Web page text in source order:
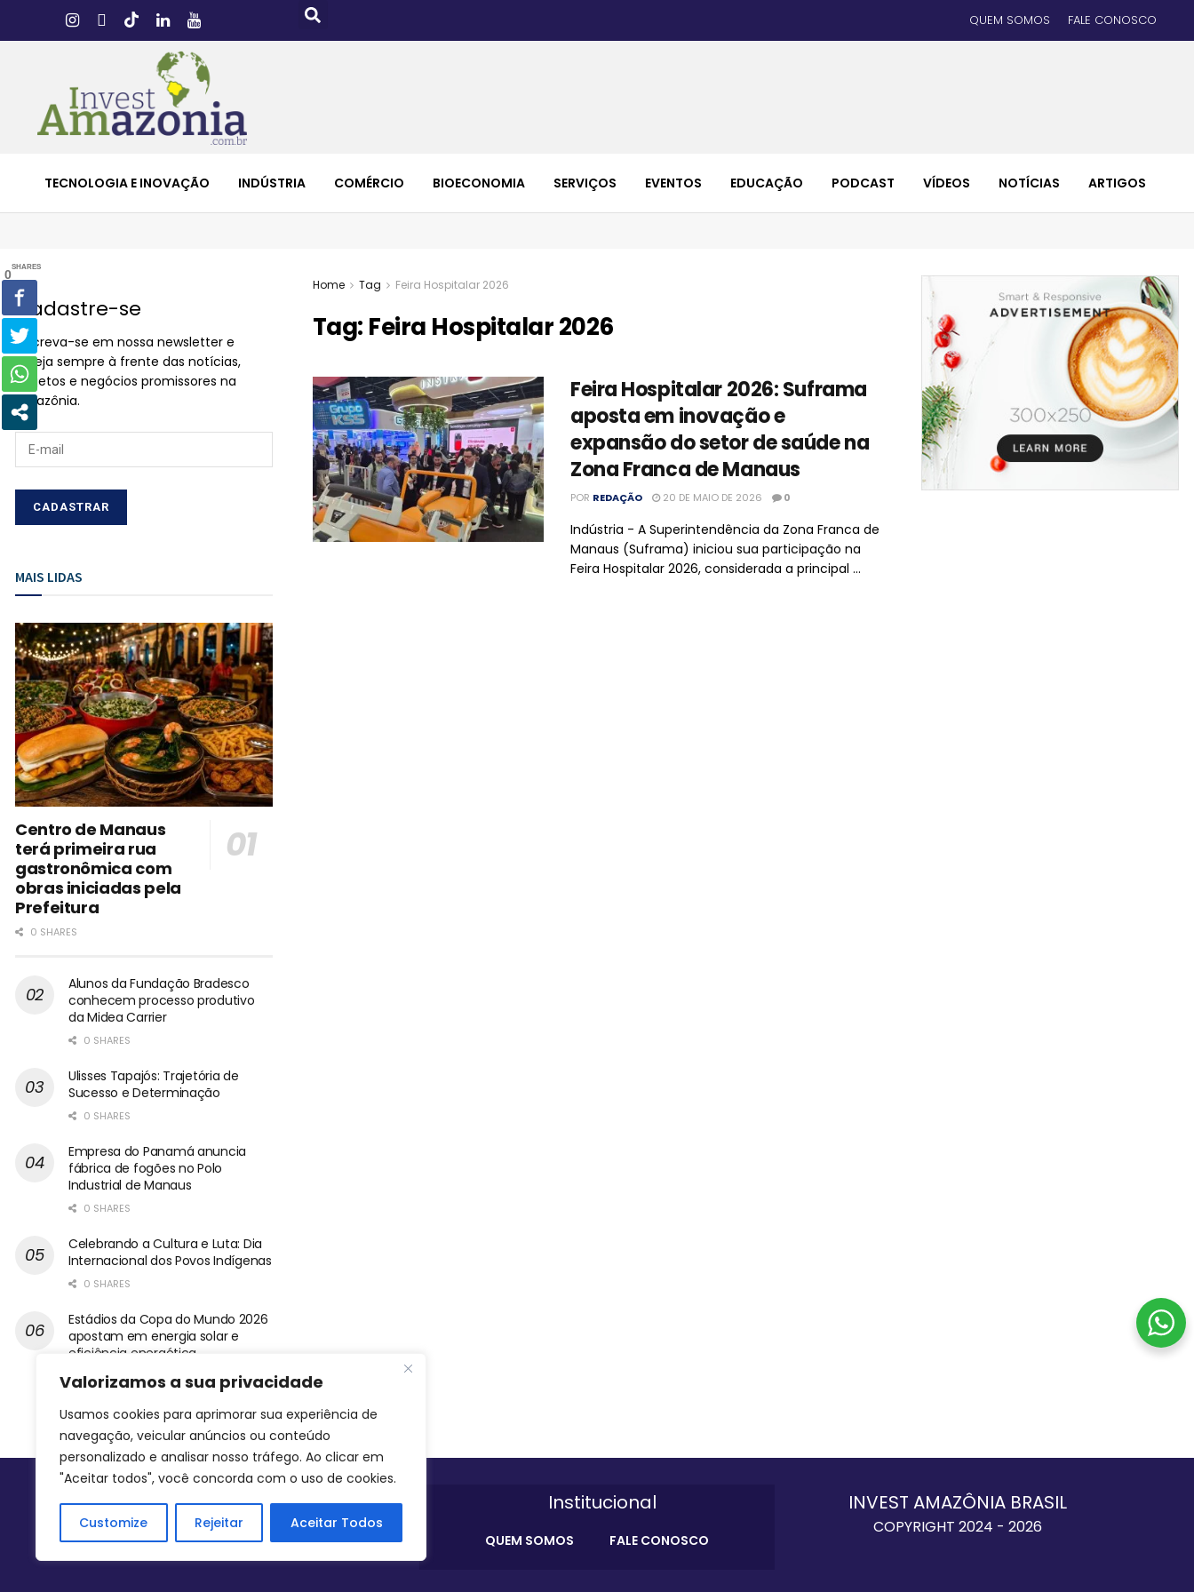
Valorizamos a sua privacidade
Usamos cookies para aprimorar sua experiência de
navegação, veicular anúncios ou conteúdo
personalizado e analisar nosso tráfego. Ao clicar em
"Aceitar todos", você concorda com o uso de cookies.
Customize Rejeitar Aceitar Todos
QUEM SOMOS FALE CONOSCO
TECNOLOGIA E INOVAÇÃO INDÚSTRIA COMÉRCIO BIOECONOMIA SERVIÇOS EVENTOS EDUCAÇÃO PODCAST VÍDEOS NOTÍCIAS ARTIGOS
Home Tag Feira Hospitalar 2026
Tag: Feira Hospitalar 2026
Feira Hospitalar 2026: Suframa
aposta em inovação e
expansão do setor de saúde na
Zona Franca de Manaus
POR REDAÇÃO 20 DE MAIO DE 2026 0
Indústria - A Superintendência da Zona Franca de
Manaus (Suframa) iniciou sua participação na
Feira Hospitalar 2026, considerada a principal ...
Cadastre-se
Inscreva-se em nossa newsletter e
esteja sempre à frente das notícias,
projetos e negócios promissores na
Amazônia.
MAIS LIDAS
Centro de Manaus
terá primeira rua
gastronômica com
obras iniciadas pela
Prefeitura
0 SHARES
Alunos da Fundação Bradesco
conhecem processo produtivo
da Midea Carrier
0 SHARES
Ulisses Tapajós: Trajetória de
Sucesso e Determinação
0 SHARES
Empresa do Panamá anuncia
fábrica de fogões no Polo
Industrial de Manaus
0 SHARES
Celebrando a Cultura e Luta: Dia
Internacional dos Povos Indígenas
0 SHARES
Estádios da Copa do Mundo 2026
apostam em energia solar e
eficiência energética
0 SHARES
Siga-nos Institucional
QUEM SOMOS FALE CONOSCO
INVEST AMAZÔNIA BRASIL
COPYRIGHT 2024 - 2026
0
SHARES